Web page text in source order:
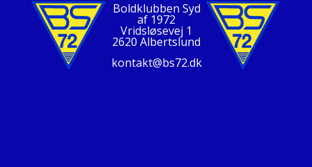
Boldklubben Syd
af 1972
Vridsløsevej 1
2620 Albertslund
kontakt@bs72.dk